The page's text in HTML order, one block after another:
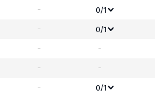
-
0/1
-
0/1
- -
- -
- 0/1